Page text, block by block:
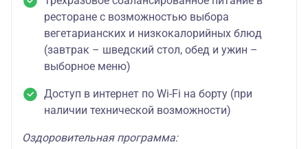
ресторане с возможностью выбора
вегетарианских и низкокалорийных блюд
(завтрак – шведский стол, обед и ужин –
выборное меню)
Доступ в интернет по Wi-Fi на борту (при
наличии технической возможности)
Оздоровительная программа: